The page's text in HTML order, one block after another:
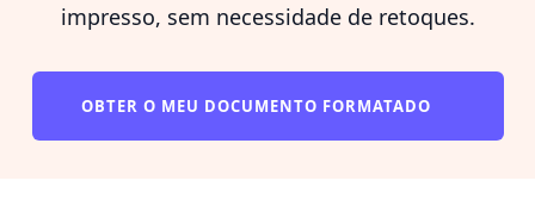
impresso, sem necessidade de retoques.
OBTER O MEU DOCUMENTO FORMATADO